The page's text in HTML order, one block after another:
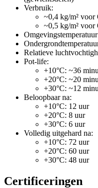
Verbruik:
~0,4 kg/m²
~0,5 kg/m²
Relatieve
Pot-life:
+10°C: ~36
+20°C: ~20
+30°C: ~12
Beloopbaar na:
+10°C: 12 uur
+20°C: 8 uur
+30°C: 6 uur
Volledig uitgehard na:
+10°C: 72 uur
+20°C: 60 uur
+30°C: 48 uur
Certificeringen